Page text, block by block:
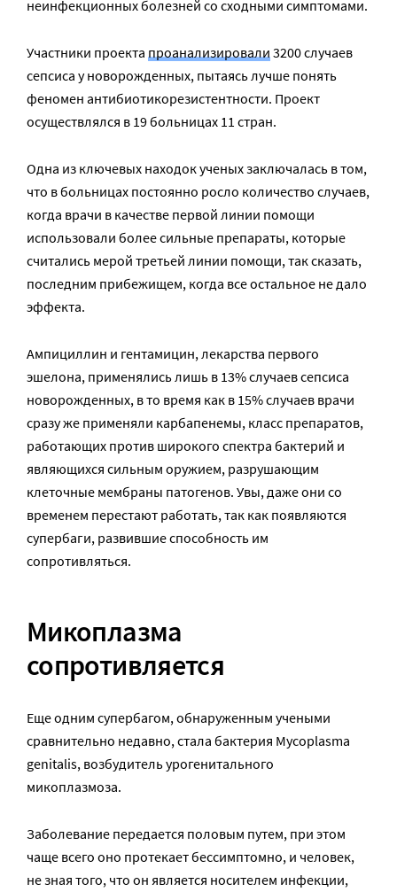
неинфекционных болезней со сходными симптомами.
Участники проекта проанализировали3200 случаев
сепсиса у новорожденных, пытаясь лучше понять
феномен антибиотикорезистентности. Проект
осуществлялся в 19 больницах 11 стран.
Одна из ключевых находок ученых заключалась в том,
что в больницах постоянно росло количество случаев,
когда врачи в качестве первой линии помощи
использовали более сильные препараты, которые
считались мерой третьей линии помощи, так сказать,
последним прибежищем, когда все остальное не дало
эффекта.
Ампициллин и гентамицин, лекарства первого
эшелона, применялись лишь в 13% случаев сепсиса
новорожденных, в то время как в 15% случаев врачи
сразу же применяли карбапенемы, класс препаратов,
работающих против широкого спектра бактерий и
являющихся сильным оружием, разрушающим
клеточные мембраны патогенов. Увы, даже они со
временем перестают работать, так как появляются
супербаги, развившие способность им
сопротивляться.
Микоплазма
сопротивляется
Еще одним супербагом, обнаруженным учеными
сравнительно недавно, стала бактерия Mycoplasma
genitalis, возбудитель урогенитального
микоплазмоза.
Заболевание передается половым путем, при этом
чаще всего оно протекает бессимптомно, и человек,
не зная того, что он является носителем инфекции,